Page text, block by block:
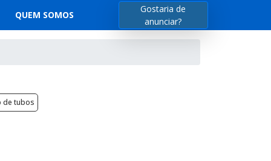
QUEM SOMOS
Gostaria de
anunciar?
de tubos